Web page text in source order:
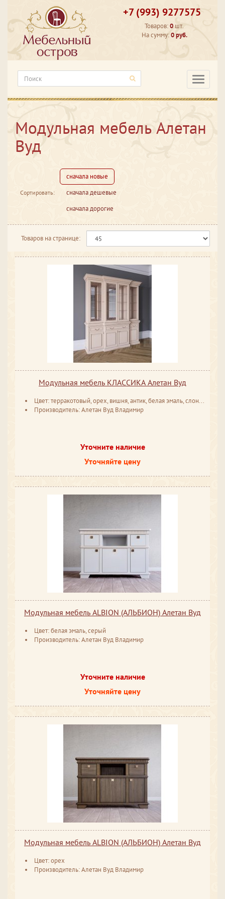
+7 (993) 9277575
Товаров:0 шт.
На сумму:0 руб.
Модульная мебель Алетан
Вуд
Сортировать:
сначала новые
сначала дешевые
сначала дорогие
Товаров на странице:
Модульная мебель КЛАССИКА Алетан Вуд
Цвет: терракотовый, орех, вишня, антик, белая эмаль, слоновая кость
Производитель: Алетан Вуд Владимир
Уточните наличие
Уточняйте цену
Модульная мебель ALBION (АЛЬБИОН) Алетан Вуд
Цвет: белая эмаль, серый
Производитель: Алетан Вуд Владимир
Уточните наличие
Уточняйте цену
Модульная мебель ALBION (АЛЬБИОН) Алетан Вуд
Цвет: орех
Производитель: Алетан Вуд Владимир